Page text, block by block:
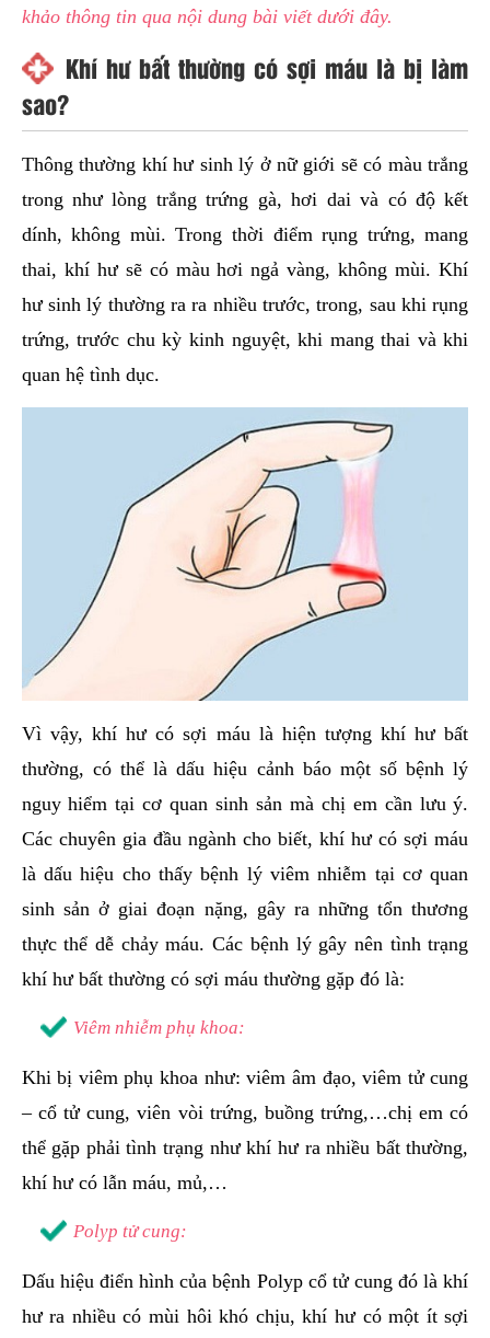
khảo thông tin qua nội dung bài viết dưới đây.
Khí hư bất thường có sợi máu là bị làm
sao?
Thông thường khí hư sinh lý ở nữ giới sẽ có màu trắng
trong như lòng trắng trứng gà, hơi dai và có độ kết
dính, không mùi. Trong thời điểm rụng trứng, mang
thai, khí hư sẽ có màu hơi ngả vàng, không mùi. Khí
hư sinh lý thường ra ra nhiều trước, trong, sau khi rụng
trứng, trước chu kỳ kinh nguyệt, khi mang thai và khi
quan hệ tình dục.
Vì vậy, khí hư có sợi máu là hiện tượng khí hư bất
thường, có thể là dấu hiệu cảnh báo một số bệnh lý
nguy hiểm tại cơ quan sinh sản mà chị em cần lưu ý.
Các chuyên gia đầu ngành cho biết, khí hư có sợi máu
là dấu hiệu cho thấy bệnh lý viêm nhiễm tại cơ quan
sinh sản ở giai đoạn nặng, gây ra những tổn thương
thực thể dễ chảy máu. Các bệnh lý gây nên tình trạng
khí hư bất thường có sợi máu thường gặp đó là:
Viêm nhiễm phụ khoa:
Khi bị viêm phụ khoa như: viêm âm đạo, viêm tử cung
– cổ tử cung, viên vòi trứng, buồng trứng,…chị em có
thể gặp phải tình trạng như khí hư ra nhiều bất thường,
khí hư có lẫn máu, mủ,…
Polyp tử cung:
Dấu hiệu điển hình của bệnh Polyp cổ tử cung đó là khí
hư ra nhiều có mùi hôi khó chịu, khí hư có một ít sợi